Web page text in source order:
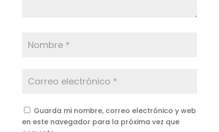
Guarda mi nombre, correo electrónico y web
en este navegador para la próxima vez que